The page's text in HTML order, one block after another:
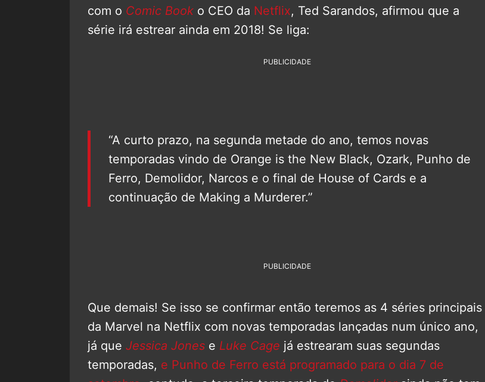
com o Comic Book o CEO da Netflix, Ted Sarandos, afirmou que a
série irá estrear ainda em 2018! Se liga:
PUBLICIDADE
“A curto prazo, na segunda metade do ano, temos novas
temporadas vindo de Orange is the New Black, Ozark, Punho de
Ferro, Demolidor, Narcos e o final de House of Cards e a
continuação de Making a Murderer.”
PUBLICIDADE
Que demais! Se isso se confirmar então teremos as 4 séries principais
da Marvel na Netflix com novas temporadas lançadas num único ano,
já que Jessica Jones e Luke Cage já estrearam suas segundas
temporadas, e Punho de Ferro está programado para o dia 7 de